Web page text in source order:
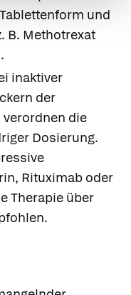
und
B. Methotrexat
inaktiver
der
die
Dosierung.
Rituximab oder
Therapie über